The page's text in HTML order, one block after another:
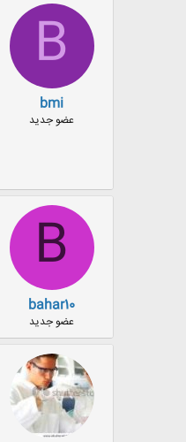
B
bmi
عضو جدید
B
bahar10
عضو جدید